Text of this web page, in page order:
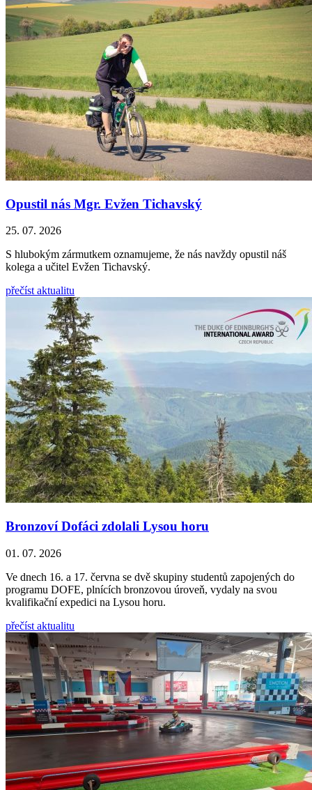
Opustil nás Mgr. Evžen Tichavský
25. 07. 2026
S hlubokým zármutkem oznamujeme, že nás navždy opustil náš
kolega a učitel Evžen Tichavský.
přečíst aktualitu
Bronzoví Dofáci zdolali Lysou horu
01. 07. 2026
Ve dnech 16. a 17. června se dvě skupiny studentů zapojených do
programu DOFE, plnících bronzovou úroveň, vydaly na svou
kvalifikační expedici na Lysou horu.
přečíst aktualitu